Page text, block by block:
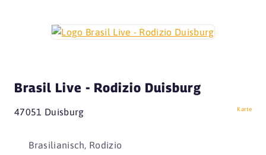
Brasil Live - Rodizio Duisburg
47051 Duisburg Karte
Brasilianisch, Rodizio